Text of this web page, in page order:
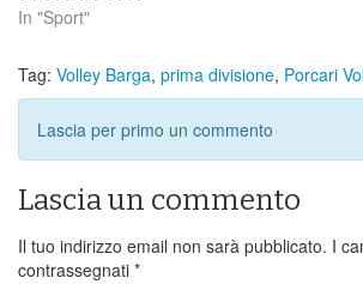
In "Sport"
Tag: Volley Barga, prima divisione, Porcari
Lascia per primo un commento
Lascia un commento
Il tuo indirizzo email non sarà pubblicato. I
contrassegnati *